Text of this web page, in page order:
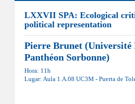
LXXVII SPA: Ecological
political representation
Pierre Brunet (Université
Panthéon Sorbonne)
Hora: 11h
Lugar: Aula 1.A.08 UC3M - Puerta de